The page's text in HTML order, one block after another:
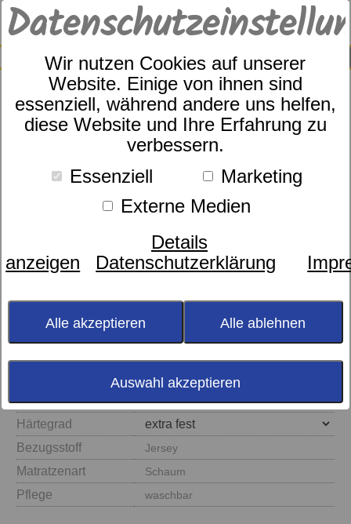
Wir nutzen Cookies auf unserer
Website. Einige von ihnen sind
essenziell, während andere uns helfen,
diese Website und Ihre Erfahrung zu
verbessern.
Essenziell
Marketing
Externe Medien
Details
anzeigen
Datenschutzerklärung
Alle akzeptieren Alle ablehnen
Auswahl akzeptieren
SUCHE
0
Schaummatratze Sympathica
Impression S
Größe
Härtegrad
Bezugsstoff
Jersey
Matratzenart Schaum
Pflege waschbar